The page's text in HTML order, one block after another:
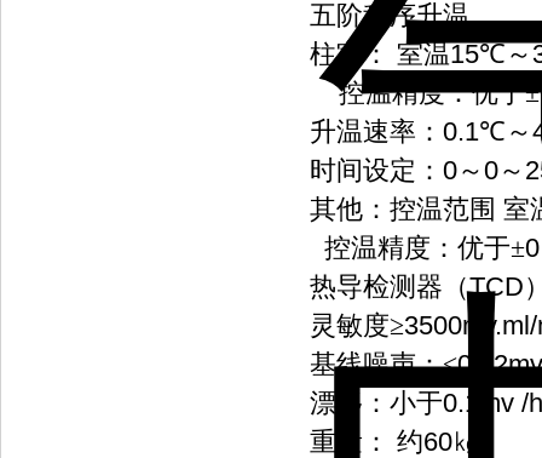
五阶程序升温
柱室：
室温15℃～
控温精度：优于±
升温速率： 0.1℃～
时间设定： 0～0～
其他：控温范围 室
控温精度：优于±
热导检测器（TCD
灵敏度≥
基线噪声：≤0.02mv
漂移：小于0.1mv /h
重量： 约60㎏